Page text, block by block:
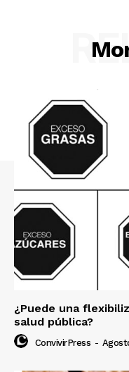
¿Puede una
salud pública?
ConvivirPress -